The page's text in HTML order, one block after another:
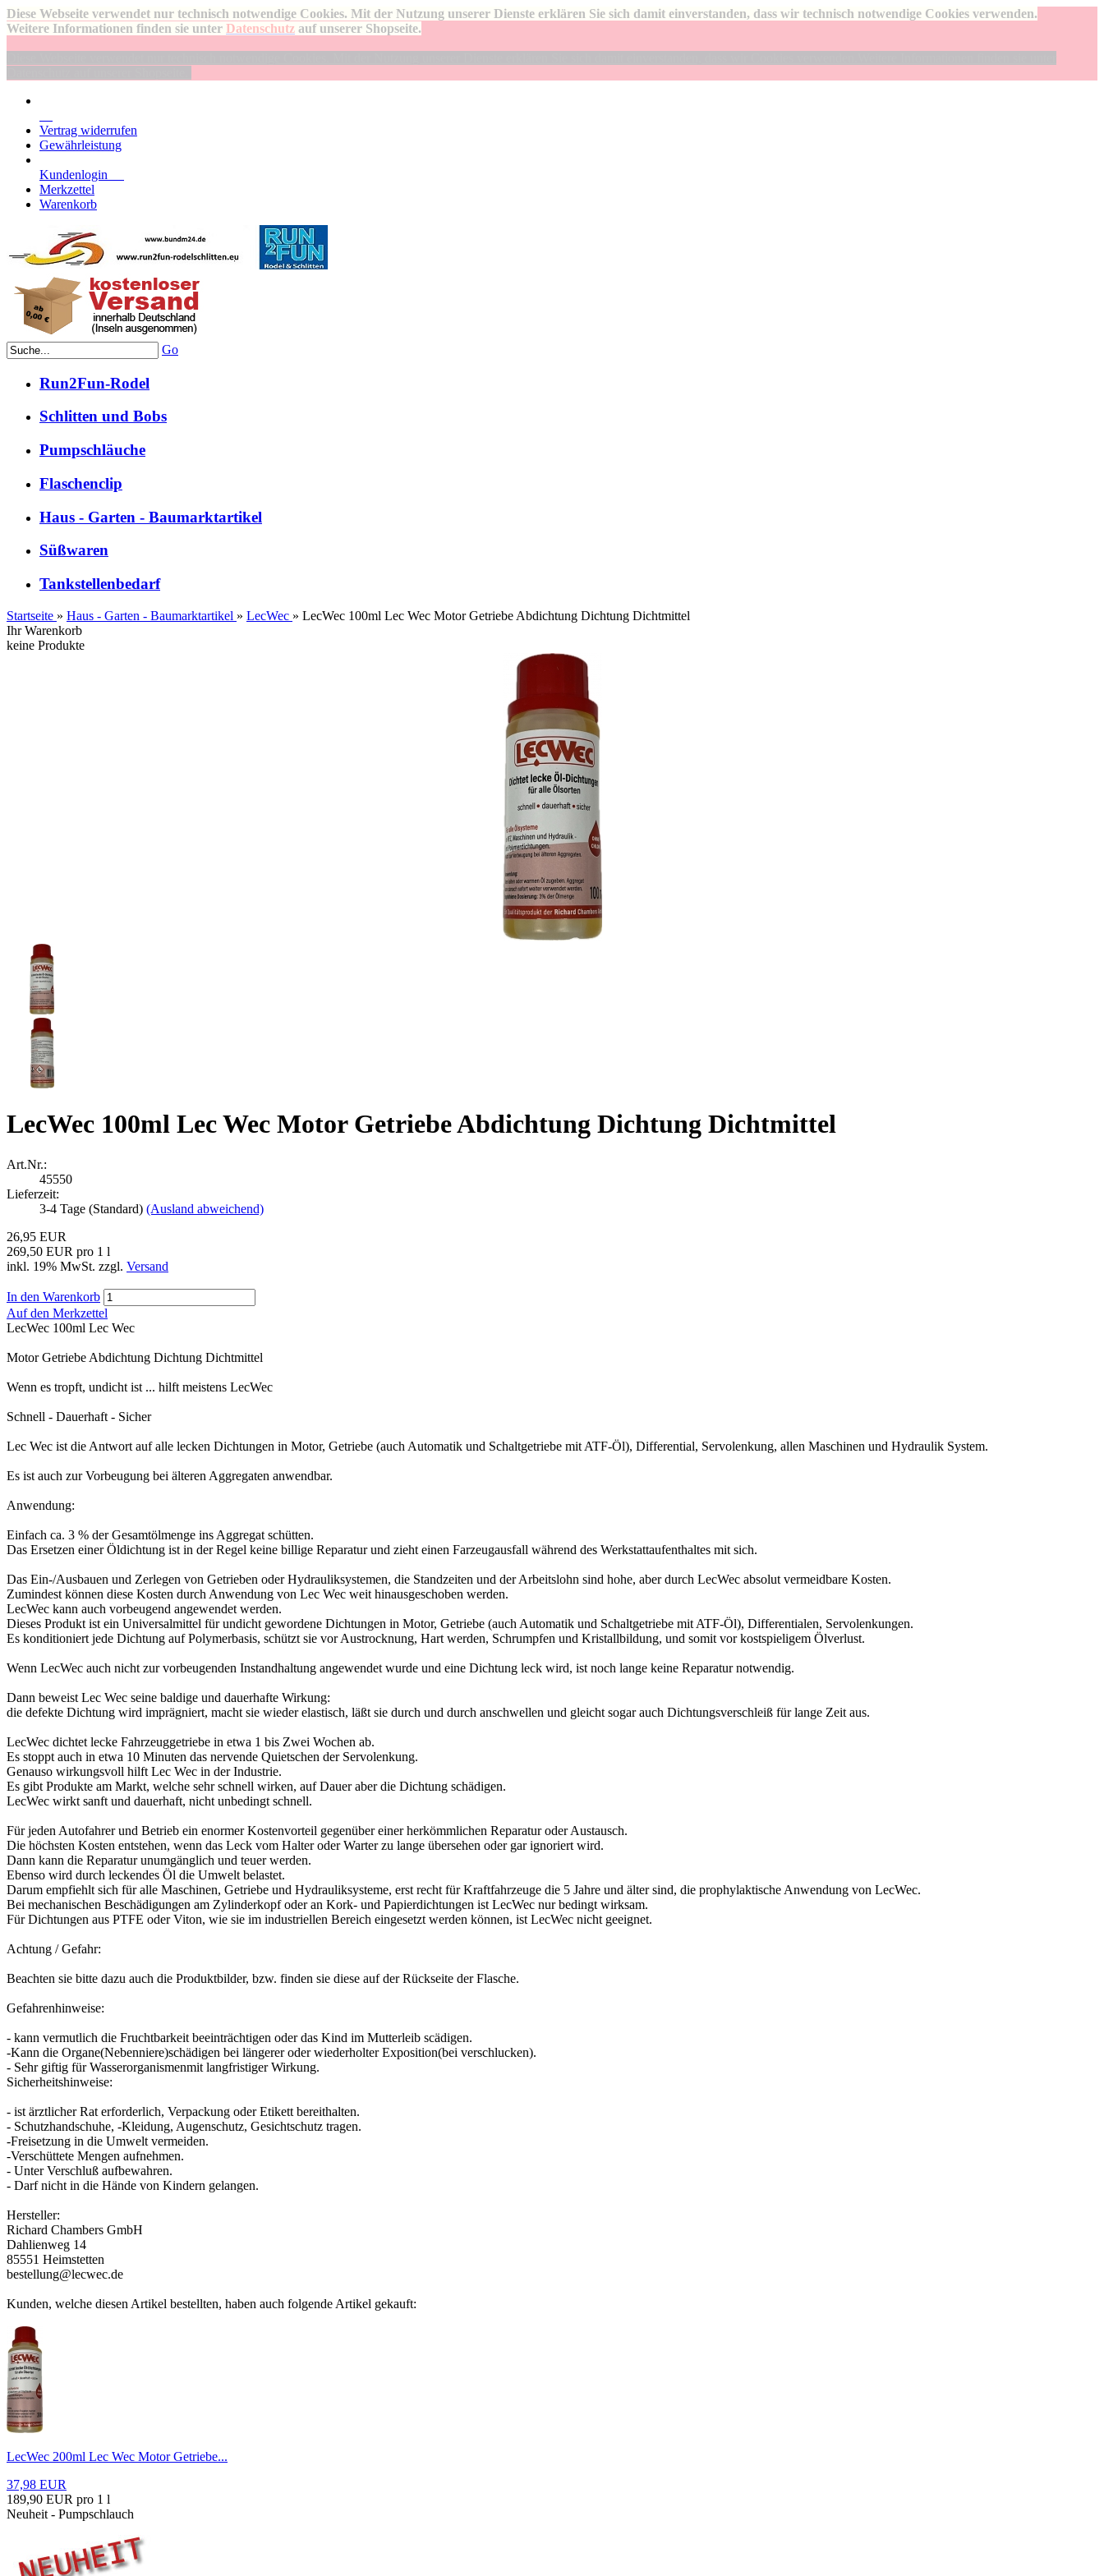
Diese Webseite verwendet nur technisch notwendige Cookies. Mit der Nutzung unserer Dienste erklären Sie sich damit einverstanden, dass wir technisch notwendige Cookies verwenden.
Weitere Informationen finden sie unter Datenschutz auf unserer Shopseite.
Vertrag widerrufen
Gewährleistung
Kundenlogin
Merkzettel
Warenkorb
Go
Run2Fun-Rodel
Schlitten und Bobs
Pumpschläuche
Flaschenclip
Haus - Garten - Baumarktartikel
Süßwaren
Tankstellenbedarf
Startseite » Haus - Garten - Baumarktartikel » LecWec » LecWec 100ml Lec Wec Motor Getriebe Abdichtung Dichtung Dichtmittel
Ihr Warenkorb
keine Produkte
LecWec 100ml Lec Wec Motor Getriebe Abdichtung Dichtung Dichtmittel
Art.Nr.:
45550
Lieferzeit:
3-4 Tage (Standard) (Ausland abweichend)
26,95 EUR
269,50 EUR pro 1 l
inkl. 19% MwSt. zzgl. Versand
In den Warenkorb
Auf den Merkzettel
LecWec 100ml Lec Wec
Motor Getriebe Abdichtung Dichtung Dichtmittel
Wenn es tropft, undicht ist ... hilft meistens LecWec
Schnell - Dauerhaft - Sicher
Lec Wec ist die Antwort auf alle lecken Dichtungen in Motor, Getriebe (auch Automatik und Schaltgetriebe mit ATF-Öl), Differential, Servolenkung, allen Maschinen und Hydraulik System.
Es ist auch zur Vorbeugung bei älteren Aggregaten anwendbar.
Anwendung:
Einfach ca. 3 % der Gesamtölmenge ins Aggregat schütten.
Das Ersetzen einer Öldichtung ist in der Regel keine billige Reparatur und zieht einen Farzeugausfall während des Werkstattaufenthaltes mit sich.
Das Ein-/Ausbauen und Zerlegen von Getrieben oder Hydrauliksystemen, die Standzeiten und der Arbeitslohn sind hohe, aber durch LecWec absolut vermeidbare Kosten.
Zumindest können diese Kosten durch Anwendung von Lec Wec weit hinausgeschoben werden.
LecWec kann auch vorbeugend angewendet werden.
Dieses Produkt ist ein Universalmittel für undicht gewordene Dichtungen in Motor, Getriebe (auch Automatik und Schaltgetriebe mit ATF-Öl), Differentialen, Servolenkungen.
Es konditioniert jede Dichtung auf Polymerbasis, schützt sie vor Austrocknung, Hart werden, Schrumpfen und Kristallbildung, und somit vor kostspieligem Ölverlust.
Wenn LecWec auch nicht zur vorbeugenden Instandhaltung angewendet wurde und eine Dichtung leck wird, ist noch lange keine Reparatur notwendig.
Dann beweist Lec Wec seine baldige und dauerhafte Wirkung:
die defekte Dichtung wird imprägniert, macht sie wieder elastisch, läßt sie durch und durch anschwellen und gleicht sogar auch Dichtungsverschleiß für lange Zeit aus.
LecWec dichtet lecke Fahrzeuggetriebe in etwa 1 bis Zwei Wochen ab.
Es stoppt auch in etwa 10 Minuten das nervende Quietschen der Servolenkung.
Genauso wirkungsvoll hilft Lec Wec in der Industrie.
Es gibt Produkte am Markt, welche sehr schnell wirken, auf Dauer aber die Dichtung schädigen.
LecWec wirkt sanft und dauerhaft, nicht unbedingt schnell.
Für jeden Autofahrer und Betrieb ein enormer Kostenvorteil gegenüber einer herkömmlichen Reparatur oder Austausch.
Die höchsten Kosten entstehen, wenn das Leck vom Halter oder Warter zu lange übersehen oder gar ignoriert wird.
Dann kann die Reparatur unumgänglich und teuer werden.
Ebenso wird durch leckendes Öl die Umwelt belastet.
Darum empfiehlt sich für alle Maschinen, Getriebe und Hydrauliksysteme, erst recht für Kraftfahrzeuge die 5 Jahre und älter sind, die prophylaktische Anwendung von LecWec.
Bei mechanischen Beschädigungen am Zylinderkopf oder an Kork- und Papierdichtungen ist LecWec nur bedingt wirksam.
Für Dichtungen aus PTFE oder Viton, wie sie im industriellen Bereich eingesetzt werden können, ist LecWec nicht geeignet.
Achtung / Gefahr:
Beachten sie bitte dazu auch die Produktbilder, bzw. finden sie diese auf der Rückseite der Flasche.
Gefahrenhinweise:
- kann vermutlich die Fruchtbarkeit beeinträchtigen oder das Kind im Mutterleib scädigen.
-Kann die Organe(Nebenniere)schädigen bei längerer oder wiederholter Exposition(bei verschlucken).
- Sehr giftig für Wasserorganismenmit langfristiger Wirkung.
Sicherheitshinweise:
- ist ärztlicher Rat erforderlich, Verpackung oder Etikett bereithalten.
- Schutzhandschuhe, -Kleidung, Augenschutz, Gesichtschutz tragen.
-Freisetzung in die Umwelt vermeiden.
-Verschüttete Mengen aufnehmen.
- Unter Verschluß aufbewahren.
- Darf nicht in die Hände von Kindern gelangen.
Hersteller:
Richard Chambers GmbH
Dahlienweg 14
85551 Heimstetten
bestellung@lecwec.de
Kunden, welche diesen Artikel bestellten, haben auch folgende Artikel gekauft:
LecWec 200ml Lec Wec Motor Getriebe...
37,98 EUR
189,90 EUR pro 1 l
Neuheit - Pumpschlauch